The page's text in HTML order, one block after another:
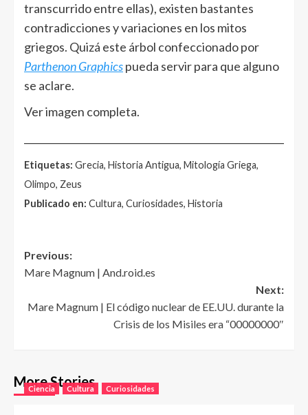
transcurrido entre ellas), existen bastantes
contradicciones y variaciones en los mitos
griegos. Quizá este árbol confeccionado por
Parthenon Graphicspueda servir para que alguno
se aclare.
Ver imagen completa.
Etiquetas: Grecia, Historia Antigua, Mitología Griega,
Olimpo, Zeus
Publicado en: Cultura, Curiosidades, Historia
Post
navigation
Previous:
Mare Magnum | And.roid.es
Next:
Mare Magnum | El código nuclear de EE.UU. durante la
Crisis de los Misiles era “00000000″
More Stories
Ciencia Cultura Curiosidades